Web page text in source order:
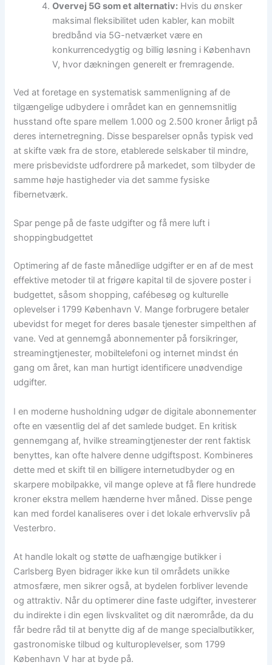
Overvej 5G som et alternativ: Hvis du ønsker
maksimal fleksibilitet uden kabler, kan mobilt
bredbånd via 5G-netværket være en
konkurrencedygtig og billig løsning i København
V, hvor dækningen generelt er fremragende.
Ved at foretage en systematisk sammenligning af de
tilgængelige udbydere i området kan en gennemsnitlig
husstand ofte spare mellem 1.000 og 2.500 kroner årligt på
deres internetregning. Disse besparelser opnås typisk ved
at skifte væk fra de store, etablerede selskaber til mindre,
mere prisbevidste udfordrere på markedet, som tilbyder de
samme høje hastigheder via det samme fysiske
fibernetværk.
Spar penge på de faste udgifter og få mere luft i
shoppingbudgettet
Optimering af de faste månedlige udgifter er en af de mest
effektive metoder til at frigøre kapital til de sjovere poster i
budgettet, såsom shopping, cafébesøg og kulturelle
oplevelser i 1799 København V. Mange forbrugere betaler
ubevidst for meget for deres basale tjenester simpelthen af
vane. Ved at gennemgå abonnementer på forsikringer,
streamingtjenester, mobiltelefoni og internet mindst én
gang om året, kan man hurtigt identificere unødvendige
udgifter.
I en moderne husholdning udgør de digitale abonnementer
ofte en væsentlig del af det samlede budget. En kritisk
gennemgang af, hvilke streamingtjenester der rent faktisk
benyttes, kan ofte halvere denne udgiftspost. Kombineres
dette med et skift til en billigere internetudbyder og en
skarpere mobilpakke, vil mange opleve at få flere hundrede
kroner ekstra mellem hænderne hver måned. Disse penge
kan med fordel kanaliseres over i det lokale erhvervsliv på
Vesterbro.
At handle lokalt og støtte de uafhængige butikker i
Carlsberg Byen bidrager ikke kun til områdets unikke
atmosfære, men sikrer også, at bydelen forbliver levende
og attraktiv. Når du optimerer dine faste udgifter, investerer
du indirekte i din egen livskvalitet og dit nærområde, da du
får bedre råd til at benytte dig af de mange specialbutikker,
gastronomiske tilbud og kulturoplevelser, som 1799
København V har at byde på.